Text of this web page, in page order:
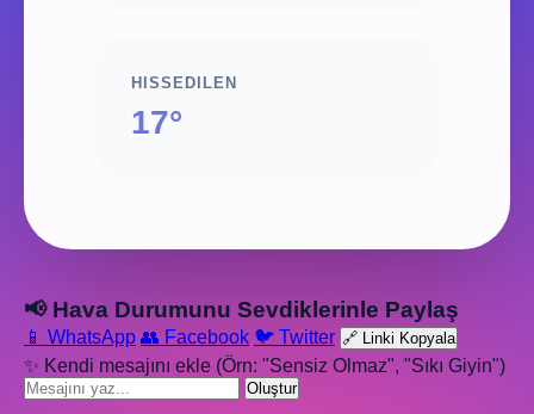
HISSEDILEN
17°
📢 Hava Durumunu Sevdiklerinle Paylaş
📱 WhatsApp 👥 Facebook 🐦 Twitter 🔗 Linki Kopyala
✨ Kendi mesajını ekle (Örn: "Sensiz Olmaz", "Sıkı Giyin")
Oluştur